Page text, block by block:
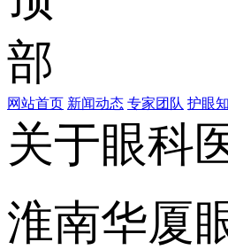
网站首页 新闻动态 专家团队 护眼
关于眼科
淮南华厦